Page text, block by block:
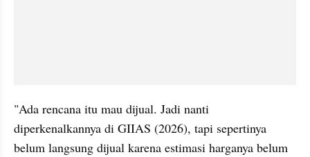
"Ada rencana itu mau dijual. Jadi nanti
diperkenalkannya di GIIAS (2026), tapi sepertinya
belum langsung dijual karena estimasi harganya belum